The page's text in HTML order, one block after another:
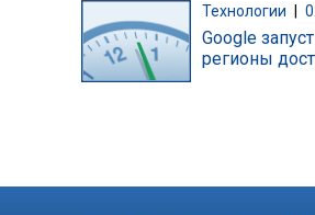
Технологии |
Google
регионы